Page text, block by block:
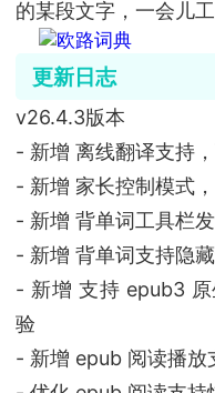
的某段文字，一会儿
更新日志
v26.4.3版本
- 新增 离线翻译支持
- 新增 家长控制模式
- 新增 背单词工具栏
- 新增 背单词支持隐
- 新增 支持 epub3
验
- 新增 epub 阅读播放